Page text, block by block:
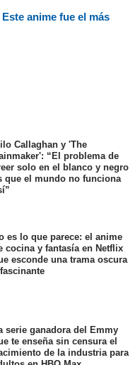
anime fue el más
Callaghan y 'The
“El problema de
solo en el blanco y negro
que el mundo no funciona
es lo que parece: el anime
cocina y fantasía en Netflix
esconde una trama oscura
serie ganadora del Emmy
te enseña sin censura el
de la industria para